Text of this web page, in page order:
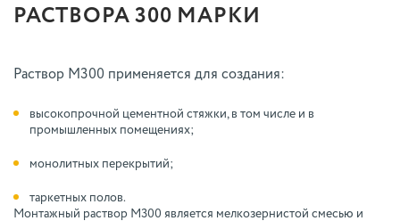
РАСТВОРА 300 МАРКИ
Раствор М300 применяется для создания:
высокопрочной цементной стяжки, в том числе и в
промышленных помещениях;
монолитных перекрытий;
таркетных полов.
Монтажный раствор М300 является мелкозернистой смесью и